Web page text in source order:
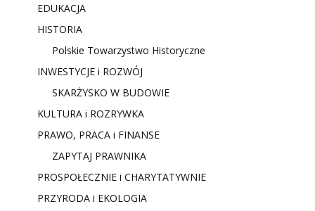
EDUKACJA
HISTORIA
Polskie Towarzystwo Historyczne
INWESTYCJE i ROZWÓJ
SKARŻYSKO W BUDOWIE
KULTURA i ROZRYWKA
PRAWO, PRACA i FINANSE
ZAPYTAJ PRAWNIKA
PROSPOŁECZNIE i CHARYTATYWNIE
PRZYRODA i EKOLOGIA